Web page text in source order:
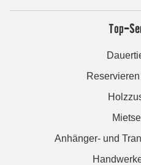
Top-
Anhänger- und